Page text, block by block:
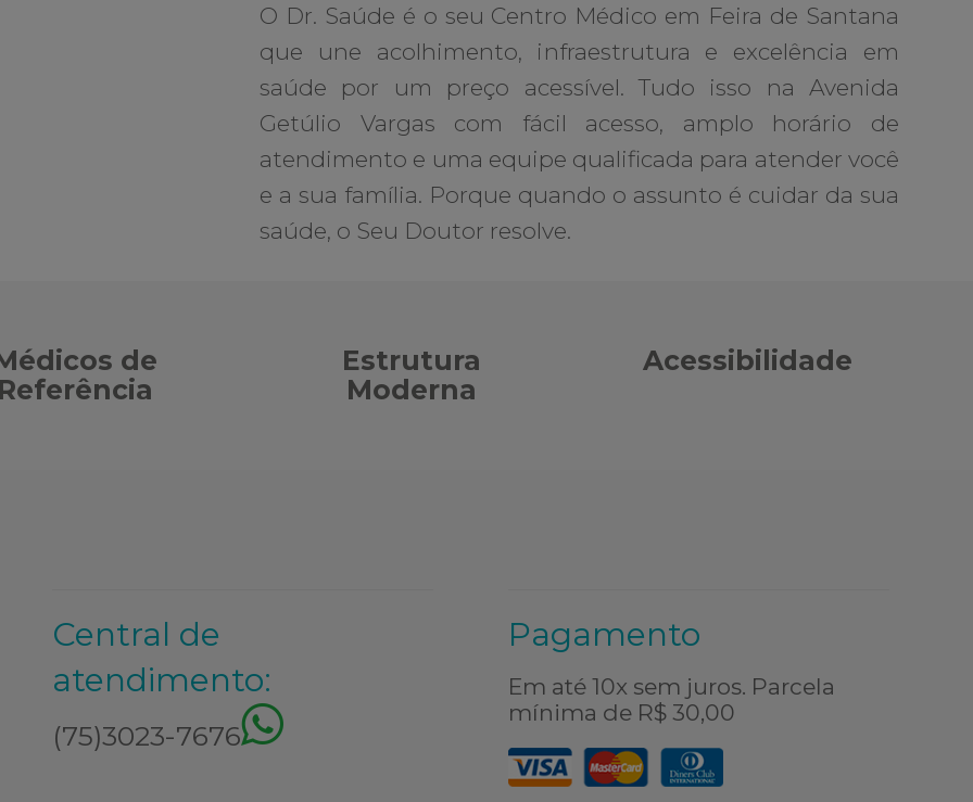
O Dr. Saúde é o seu Centro Médico em Feira de Santana
que une acolhimento, infraestrutura e excelência em
saúde por um preço acessível. Tudo isso na Avenida
Getúlio Vargas com fácil acesso, amplo horário de
atendimento e uma equipe qualificada para atender você
e a sua família. Porque quando o assunto é cuidar da sua
saúde, o Seu Doutor resolve.
de
Referência
Estrutura
Moderna
Acessibilidade
Central de
atendimento:
(75)3023-7676
Pagamento
Em até 10x sem juros. Parcela
mínima de R$ 30,00